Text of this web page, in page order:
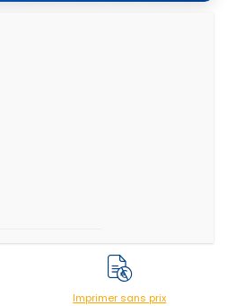
Imprimer sans prix